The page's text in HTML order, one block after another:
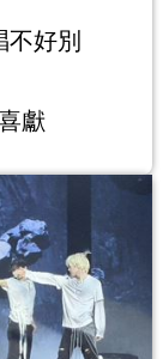
好別
獻